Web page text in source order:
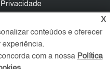
por
X
conteúdos e oferecer
experiência.
com a nossa Política